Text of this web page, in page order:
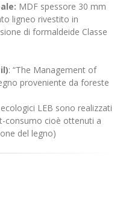
MDF spessore 30 mm
ligneo rivestito in
di formaldeide Classe
: “The Management of
proveniente da foreste
LEB sono realizzati
consumo cioè ottenuti a
del legno)